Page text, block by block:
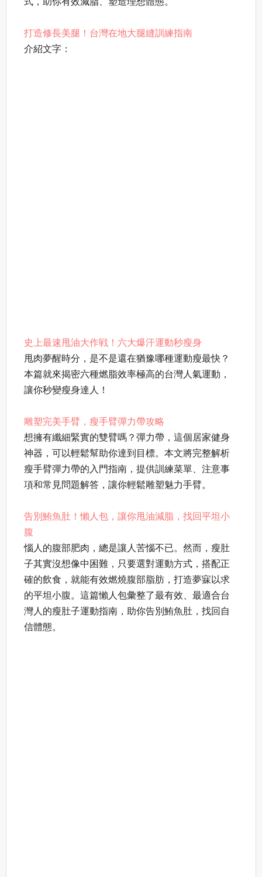
打造修長美腿！台灣在地大腿縫訓練指南
介紹文字：
史上最速甩油大作戦！六大爆汗運動秒瘦身
甩肉夢醒時分，是不是還在猶豫哪種運動瘦最快？
本篇就來揭密六種燃脂效率極高的台灣人氣運動，
讓你秒變瘦身達人！
雕塑完美手臂，瘦手臂彈力帶攻略
想擁有纖細緊實的雙臂嗎？彈力帶，這個居家健身
神器，可以輕鬆幫助你達到目標。本文將完整解析
瘦手臂彈力帶的入門指南，提供訓練菜單、注意事
項和常見問題解答，讓你輕鬆雕塑魅力手臂。
告別鮪魚肚！懶人包，讓你甩油減脂，找回平坦小
腹
惱人的腹部肥肉，總是讓人苦惱不已。然而，瘦肚
子其實沒想像中困難，只要選對運動方式，搭配正
確的飲食，就能有效燃燒腹部脂肪，打造夢寐以求
的平坦小腹。這篇懶人包彙整了最有效、最適合台
灣人的瘦肚子運動指南，助你告別鮪魚肚，找回自
信體態。